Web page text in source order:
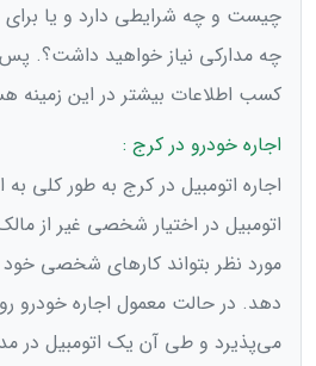
چیست و چه شرایطی دارد و یا برای
چه مدارکی نیاز خواهید داشت؟. پس
کسب اطلاعات بیشتر در این زمینه
اجاره خودرو در کرج :
اجاره اتومبیل در کرج به طور کلی
اتومبیل در اختیار شخصی غیر از
مورد نظر بتواند کارهای شخصی خود
دهد. در حالت معمول اجاره خودرو
می‌پذیرد و طی آن یک اتومبیل در